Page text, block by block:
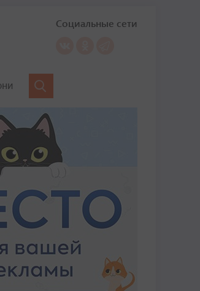
Социальные сети